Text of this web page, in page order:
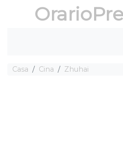
Casa Cina Zhuhai